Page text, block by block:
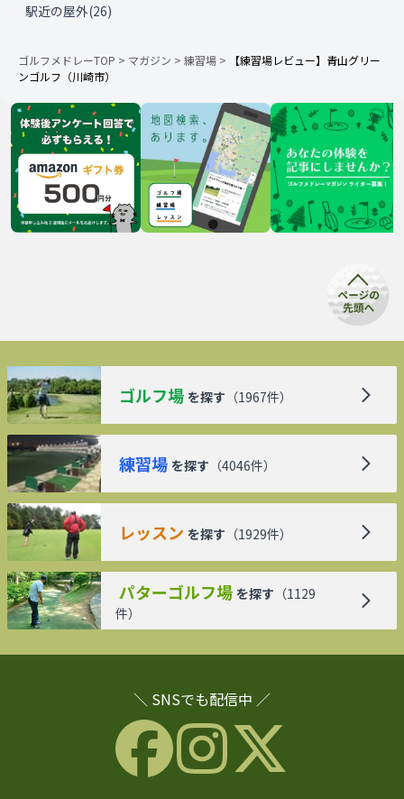
駅近の屋外(26)
ゴルフメドレーTOP > マガジン > 練習場 >
【練習場レビュー】青山グリー
ンゴルフ（川崎市）
ゴルフ場 を探す （1967件）
練習場 を探す （4046件）
レッスン を探す （1929件）
パターゴルフ場 を探す （1129
件）
＼ SNSでも配信中 ／